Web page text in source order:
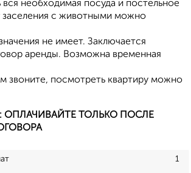
вся необходимая посуда и постельное
заселения с животными можно
не имеет. Заключается
аренды. Возможна временная
звоните, посмотреть квартиру можно
ОПЛАЧИВАЙТЕ ТОЛЬКО ПОСЛЕ
1